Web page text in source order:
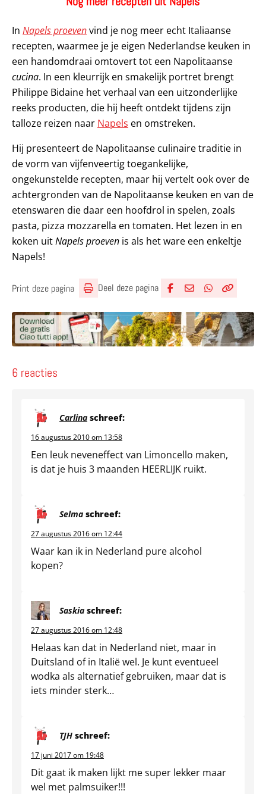
In Napels proevenvind je nog meer echt Italiaanse
recepten, waarmee je je eigen Nederlandse keuken in
een handomdraai omtovert tot een Napolitaanse
cucina. In een kleurrijk en smakelijk portret brengt
Philippe Bidaine het verhaal van een uitzonderlijke
reeks producten, die hij heeft ontdekt tijdens zijn
talloze reizen naar Napels en omstreken.
Hij presenteert de Napolitaanse culinaire traditie in
de vorm van vijfenveertig toegankelijke,
ongekunstelde recepten, maar hij vertelt ook over de
achtergronden van de Napolitaanse keuken en van de
etenswaren die daar een hoofdrol in spelen, zoals
pasta, pizza mozzarella en tomaten. Het lezen in en
koken uitNapels proeven is als het ware een enkeltje
Napels!
Print deze pagina Deel deze pagina
6 reacties
Carlina schreef:
16 augustus 2010 om 13:58
Een leuk neveneffect van Limoncello maken,
is dat je huis 3 maanden HEERLIJK ruikt.
Selma schreef:
27 augustus 2016 om 12:44
Waar kan ik in Nederland pure alcohol
kopen?
Saskia schreef:
27 augustus 2016 om 12:48
Helaas kan dat in Nederland niet, maar in
Duitsland of in Italië wel. Je kunt eventueel
wodka als alternatief gebruiken, maar dat is
iets minder sterk…
TJH schreef:
17 juni 2017 om 19:48
Dit gaat ik maken lijkt me super lekker maar
wel met palmsuiker!!!